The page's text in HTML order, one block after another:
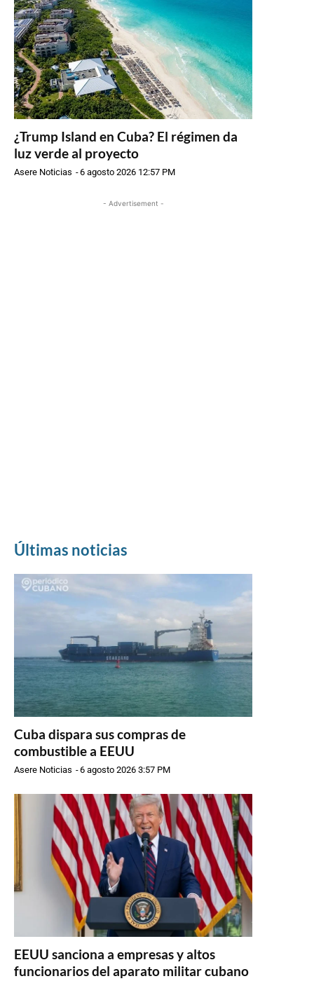
¿Trump Island en Cuba? El régimen da
luz verde al proyecto
Asere Noticias -6 agosto 2026 12:57 PM
- Advertisement -
Últimas noticias
Cuba dispara sus compras de
combustible a EEUU
Asere Noticias -6 agosto 2026 3:57 PM
EEUU sanciona a empresas y altos
funcionarios del aparato militar cubano